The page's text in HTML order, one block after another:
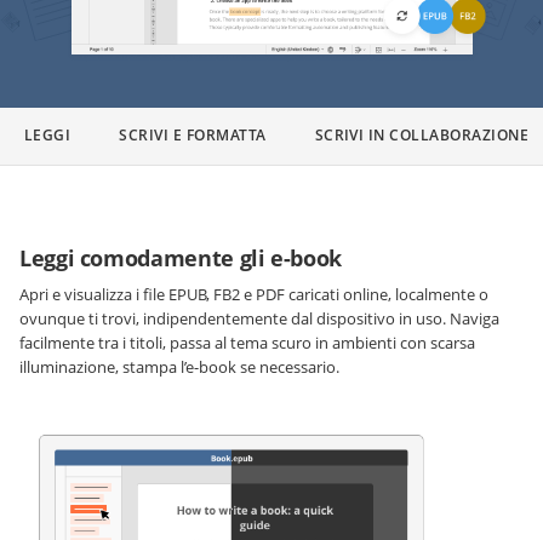
LEGGI SCRIVI E FORMATTA SCRIVI IN COLLABORAZIONE
Leggi comodamente gli e-book
Apri e visualizza i file EPUB, FB2 e PDF caricati online, localmente o
ovunque ti trovi, indipendentemente dal dispositivo in uso. Naviga
facilmente tra i titoli, passa al tema scuro in ambienti con scarsa
illuminazione, stampa l’e-book se necessario.